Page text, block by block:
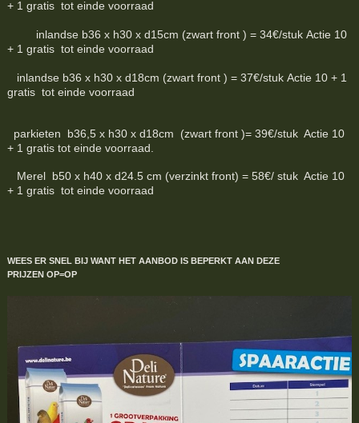
+ 1 gratis tot einde voorraad
inlandse b36 x h30 x d15cm (zwart front ) = 34€/stuk Actie 10
+ 1 gratis tot einde voorraad
inlandse b36 x h30 x d18cm (zwart front ) = 37€/stuk Actie 10 + 1
gratis tot einde voorraad
parkieten b36,5 x h30 x d18cm (zwart front )= 39€/stuk Actie 10
+ 1 gratis tot einde voorraad.
Merel b50 x h40 x d24.5 cm (verzinkt front) = 58€/ stuk Actie 10
+ 1 gratis tot einde voorraad
WEES ER SNEL BIJ WANT HET AANBOD IS BEPERKTAAN DEZE
PRIJZEN OP=OP